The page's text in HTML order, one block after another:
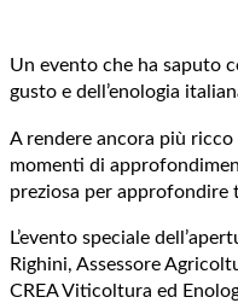
Un evento che ha saputo
gusto e dell’enologia
A rendere ancora più
momenti di
preziosa per approfondire
L’evento speciale
Righini, Assessore
CREA Viticoltura ed